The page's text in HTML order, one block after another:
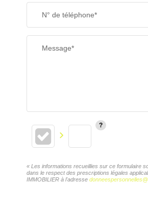
N° de téléphone*
Message*
« Les informations recueillies sur ce formulaire
dans le respect des prescriptions légales
IMMOBILIER à l'adresse